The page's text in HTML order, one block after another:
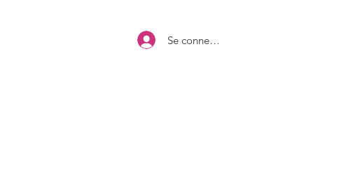
Se connecter